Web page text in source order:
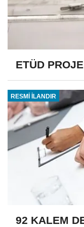
ETÜD
RESMİ İLANDIR
92 KALEM